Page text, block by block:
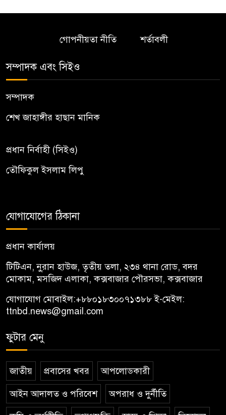
গোপনীয়তা নীতি শর্তাবলী
সম্পাদক এবং সিইও
সম্পাদক
শেখ জাহাঙ্গীর হাছান মানিক
প্রধান নির্বাহী (সিইও)
তৌফিকুল ইসলাম লিপু
যোগাযোগের ঠিকানা
প্রধান কার্যালয়
টিটিএন, নু্রান হাউজ, তৃতীয় তলা, ২৩৪ থানা রোড, বদর
মোকাম, মসজিদ এলাকা, কক্সবাজার পৌরসভা, কক্সবাজার
যোগাযোগ মোবাইল:+৮৮০১৮৩০০৭১৩৮৮ই-মেইল:
ttnbd.news@gmail.com
ফুটার মেনু
জাতীয় প্রবাসের খবর আপলোডকারী
আইন আদালত ও পরিবেশ অপরাধ ও দুর্নীতি